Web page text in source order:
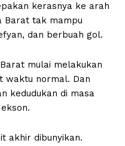
kerasnya ke arah
Barat tak mampu
dan berbuah gol.
mulai melakukan
waktu normal. Dan
kedudukan di masa
akhir dibunyikan.